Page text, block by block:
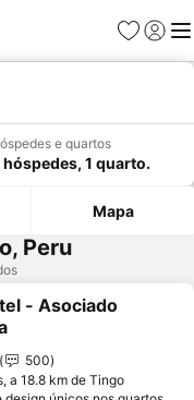
Favoritos
Iniciar
e quartos
hóspedes, 1 quarto.
Mapa
Peru
aos favoritos
- Asociado
500
a 18.8 km de Tingo